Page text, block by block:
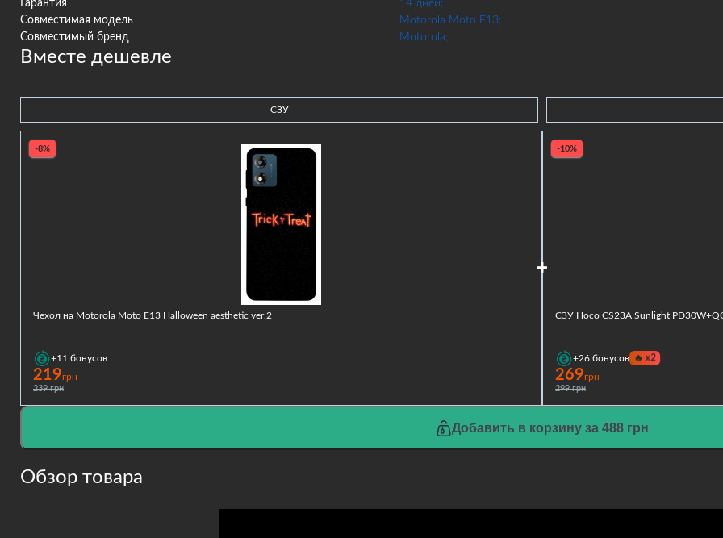
Гарантия
14 дней;
Совместимая модель
Motorola Moto E13;
Совместимый бренд
Motorola;
Вместе дешевле
СЗУ
-8%
Чехол на Motorola Moto E13 Halloween aesthetic ver.2
+11 бонусов
219грн
239 грн
-10%
СЗУ Hoco CS23A Sunlight
+26 бонусов 🔥x2
269грн
299 грн
Добавить в корзину за 488 грн
Обзор товара